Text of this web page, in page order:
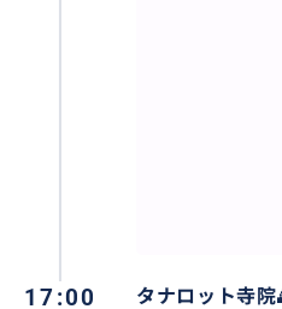
17:00 タナロット寺院